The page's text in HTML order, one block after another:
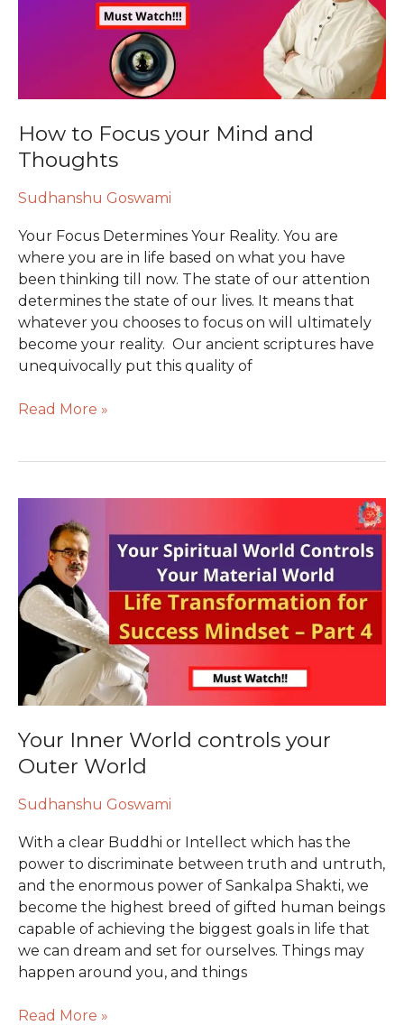
How to Focus your Mind and
Thoughts
Sudhanshu Goswami
Your Focus Determines Your Reality. You are
where you are in life based on what you have
been thinking till now. The state of our attention
determines the state of our lives. It means that
whatever you chooses to focus on will ultimately
become your reality. Our ancient scriptures have
unequivocally put this quality of
Read More »
Your Inner World controls your
Outer World
Sudhanshu Goswami
With a clear Buddhi or Intellect which has the
power to discriminate between truth and untruth,
and the enormous power of Sankalpa Shakti, we
become the highest breed of gifted human beings
capable of achieving the biggest goals in life that
we can dream and set for ourselves. Things may
happen around you, and things
Inner
World
controls
your
Outer
World
Read More »